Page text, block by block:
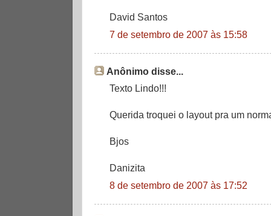
David Santos
7 de setembro de 2007 às 15:58
Anônimo disse...
Texto Lindo!!!
Querida troquei o layout pra um
Bjos
Danizita
8 de setembro de 2007 às 17:52